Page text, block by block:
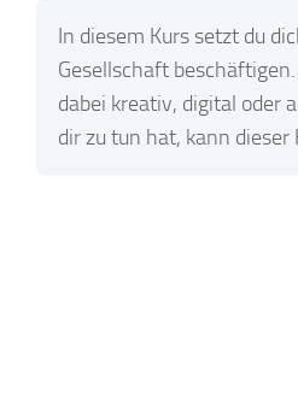
In diesem Kurs setzt du
Gesellschaft
dabei kreativ, digital oder
dir zu tun hat, kann dieser